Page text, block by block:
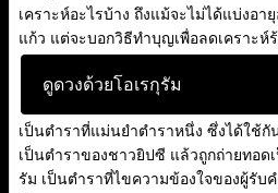
เคราะห์อะไรบ้าง ถึงแม้จะไม่ได้แบ่งอา
แก้ว แต่จะบอกวิธีทำบุญเพื่อลดเคราะห์
ดูดวงด้วยโอเรกุรัม
เป็นตำราที่แม่นยำตำราหนึ่ง ซึ่งได้ใช้กั
เป็นตำราของชาวยิปซี แล้วถูกถ่ายทอด
รัม เป็นตำราที่ไขความข้องใจของผู้รับ